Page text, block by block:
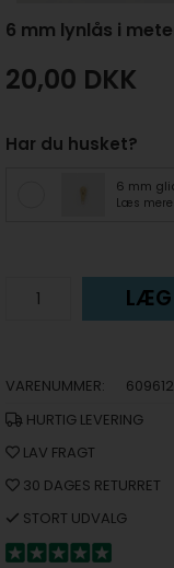
6 mm lynlås i
20,00 DKK
Har du husket?
6 mm
Læs mere
LÆG
VARENUMMER:
609612
HURTIG LEVERING
LAV FRAGT
30 DAGES RETURRET
STORT UDVALG